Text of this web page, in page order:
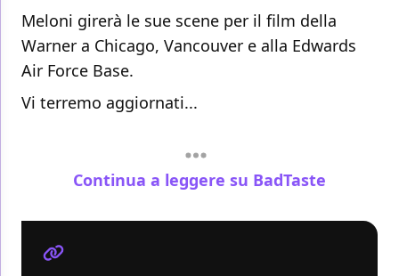
Meloni girerà le sue scene per il film della
Warner a Chicago, Vancouver e alla Edwards
Air Force Base.
Vi terremo aggiornati...
Continua a leggere su BadTaste